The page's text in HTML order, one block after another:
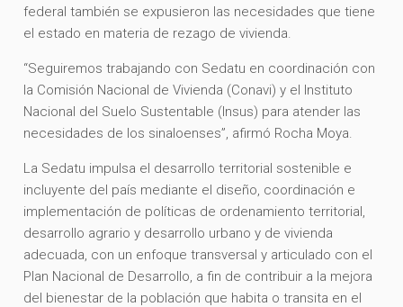
federal también se expusieron las necesidades que tiene
el estado en materia de rezago de vivienda.
“Seguiremos trabajando con Sedatu en coordinación con
la Comisión Nacional de Vivienda (Conavi) y el Instituto
Nacional del Suelo Sustentable (Insus) para atender las
necesidades de los sinaloenses”, afirmó Rocha Moya.
La Sedatu impulsa el desarrollo territorial sostenible e
incluyente del país mediante el diseño, coordinación e
implementación de políticas de ordenamiento territorial,
desarrollo agrario y desarrollo urbano y de vivienda
adecuada, con un enfoque transversal y articulado con el
Plan Nacional de Desarrollo, a fin de contribuir a la mejora
del bienestar de la población que habita o transita en el